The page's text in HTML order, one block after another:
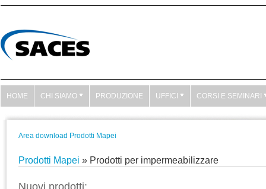
HOME CHI SIAMO PRODUZIONE UFFICI CORSI E SEMINARI
Area download Prodotti Mapei
Prodotti Mapei » Prodotti per impermeabilizzare
Nuovi prodotti: